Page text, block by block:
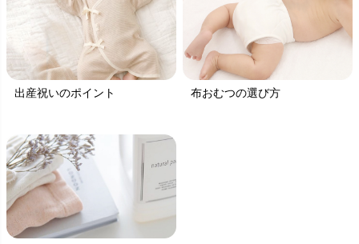
出産祝いのポイント 布おむつの選び方